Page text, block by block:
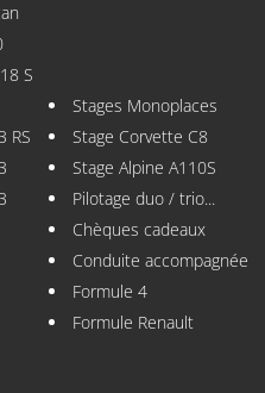
S
RS
Stages Monoplaces
Stage Corvette C8
Stage Alpine A110S
Pilotage duo / trio...
Chèques cadeaux
Conduite accompagnée
Formule 4
Formule Renault